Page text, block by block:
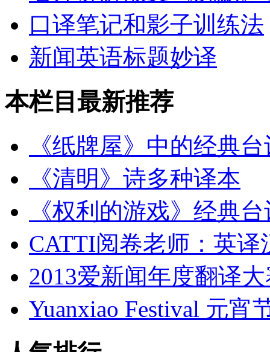
口译笔记和影子训练法
新闻英语标题妙译
本栏目最新推荐
《纸牌屋》中的经典
《清明》诗多种译本
《权利的游戏》经典
CATTI阅卷老师：英译
2013爱新闻年度翻译
Yuanxiao Festival 元宵